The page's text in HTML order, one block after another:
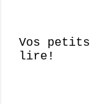
E
Vos
lire!